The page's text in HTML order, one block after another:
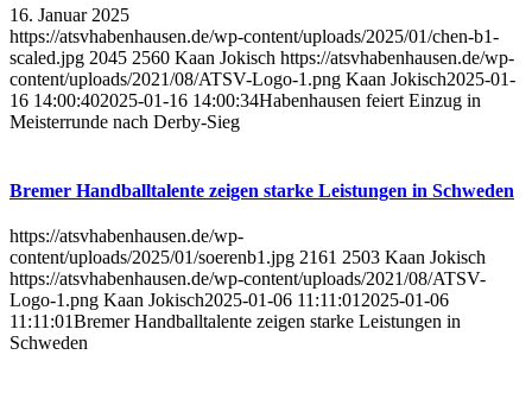
16. Januar 2025
https://atsvhabenhausen.de/wp-content/uploads/2025/01/chen-b1-
scaled.jpg 2045 2560 Kaan Jokisch https://atsvhabenhausen.de/wp-
content/uploads/2021/08/ATSV-Logo-1.png Kaan Jokisch2025-01-
16 14:00:402025-01-16 14:00:34Habenhausen feiert Einzug in
Meisterrunde nach Derby-Sieg
Bremer Handballtalente zeigen starke Leistungen in Schweden
https://atsvhabenhausen.de/wp-
content/uploads/2025/01/soerenb1.jpg 2161 2503 Kaan Jokisch
https://atsvhabenhausen.de/wp-content/uploads/2021/08/ATSV-
Logo-1.png Kaan Jokisch2025-01-06 11:11:01 2025-01-06
11:11:01Bremer Handballtalente zeigen starke Leistungen in
Schweden